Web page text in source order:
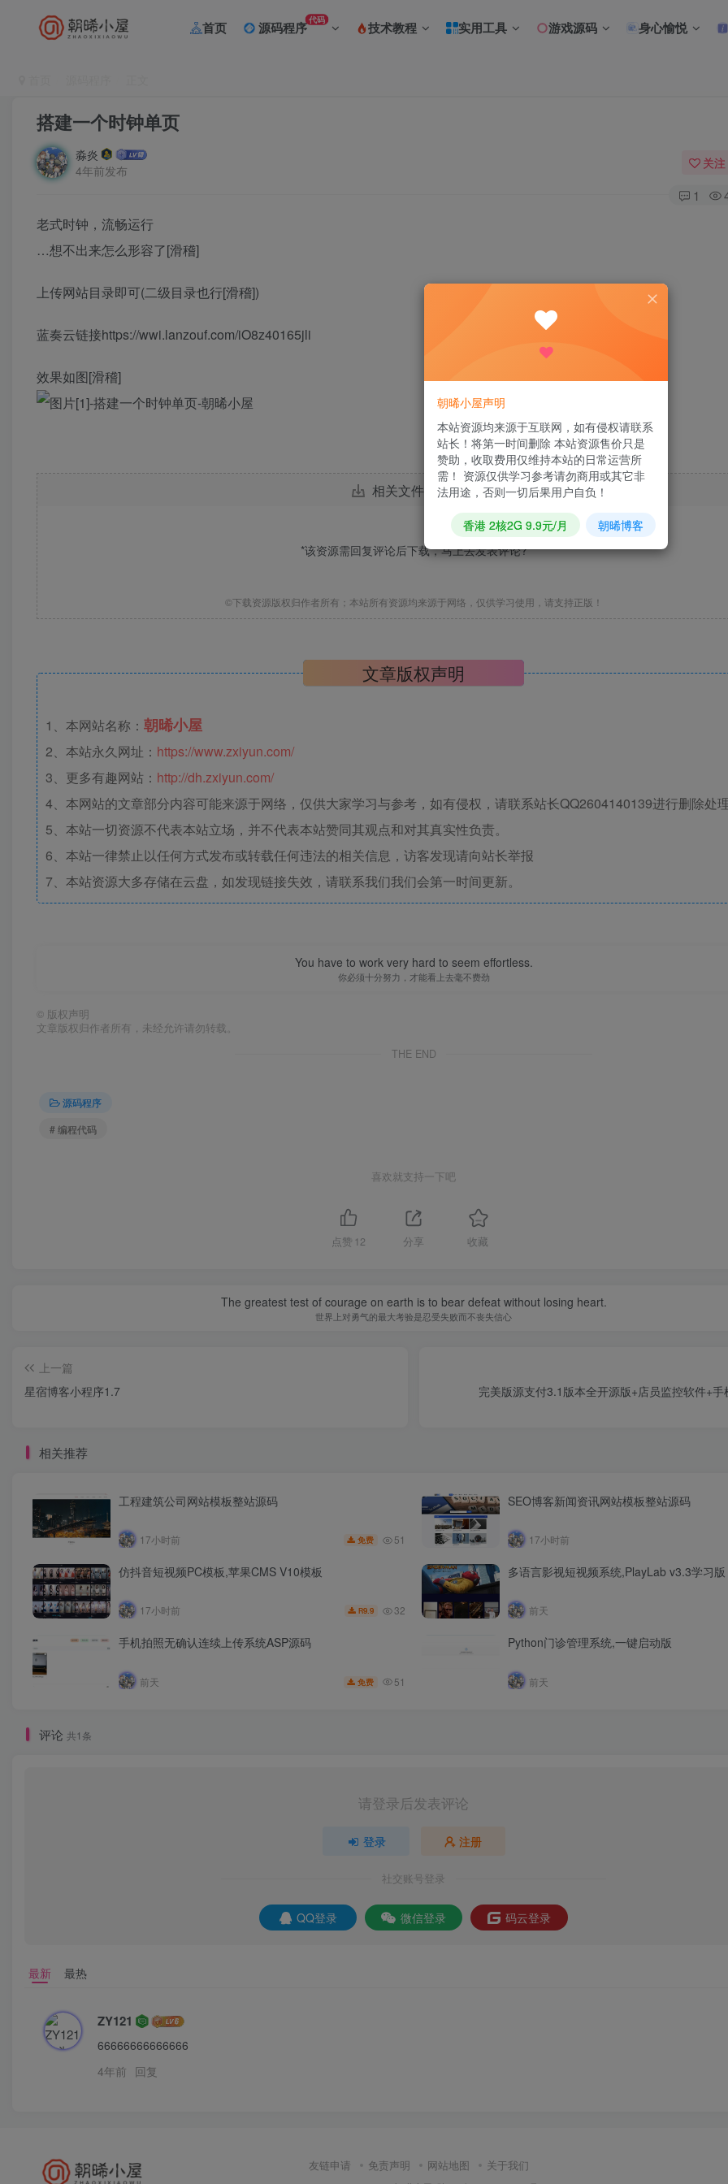
首页 源码程序代码 技术教程 实用工具 游戏源码 身心愉悦
搭建一个时钟单页
淼炎
4年前发布
关注
1
老式时钟，流畅运行
…想不出来怎么形容了[滑稽]
上传网站目录即可(二级目录也行[滑稽])
蓝奏云链接https://wwi.lanzouf.com/iO8z40165jli
效果如图[滑稽]
相关文件下载地址
*该资源需回复评论后下载，马上去发表评论?
©下载资源版权归作者所有；本站所有资源均来源于网络，仅供学习使用，请支持正版！
文章版权声明
1、本网站名称： 朝晞小屋
2、本站永久网址： https://www.zxiyun.com/
3、更多有趣网站： http://dh.zxiyun.com/
4、本网站的文章部分内容可能来源于网络，仅供大家学习与参考，如有侵权，请联系站长QQ2604140139进行删除处
5、本站一切资源不代表本站立场，并不代表本站赞同其观点和对其真实性负责。
6、本站一律禁止以任何方式发布或转载任何违法的相关信息，访客发现请向站长举报
7、本站资源大多存储在云盘，如发现链接失效，请联系我们我们会第一时间更新。
You have to work very hard to seem effortless.
你必须十分努力，才能看上去毫不费劲
© 版权声明
文章版权归作者所有，未经允许请勿转载。
THE END
源码程序
# 编程代码
喜欢就支持一下吧
点赞 12 分享 收藏
The greatest test of courage on earth is to bear defeat without losing heart.
世界上对勇气的最大考验是忍受失败而不丧失信心
上一篇
星宿博客小程序1.7
完美版源支付3.1版本全开源版+店员监控软件+手
相关推荐
工程建筑公司网站模板整站源码
17小时前 免费 51
SEO博客新闻资讯网站模板整站源码
17小时前
仿抖音短视频PC模板,苹果CMS V10模板
17小时前 R9.9 32
多语言影视短视频系统,PlayLab v3.3学习版
前天
手机拍照无确认连续上传系统ASP源码
前天 免费 51
Python门诊管理系统,一键启动版
前天
评论 共1条
请登录后发表评论
登录 注册
社交账号登录
QQ登录 微信登录 码云登录
最新 最热
ZY121
66666666666666
4年前 回复
友链申请 免责声明 网站地图 关于我们
朝晞小屋声明
本站资源均来源于互联网，如有侵权请联系
站长！将第一时间删除 本站资源售价只是
赞助，收取费用仅维持本站的日常运营所
需！ 资源仅供学习参考请勿商用或其它非
法用途，否则一切后果用户自负！
香港 2核2G 9.9元/月 朝晞博客